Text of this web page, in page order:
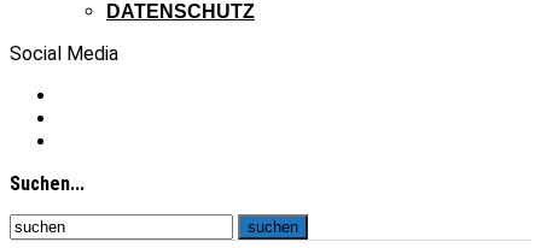
DATENSCHUTZ
Social Media
Suchen...